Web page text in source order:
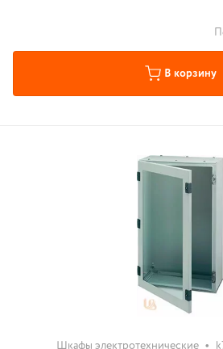
В корзину
Шкафы электротехнические